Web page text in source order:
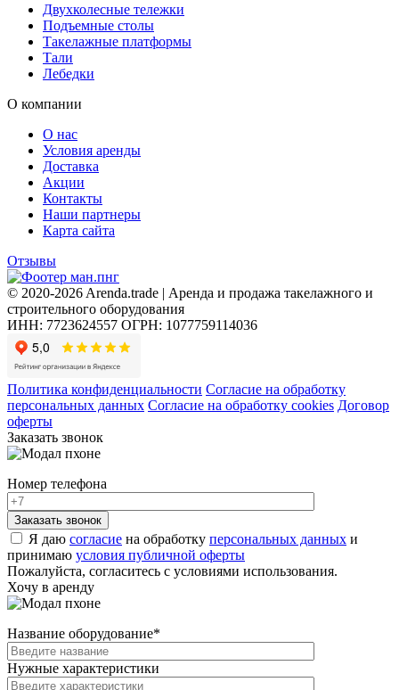
Двухколесные тележки
Подъемные столы
Такелажные платформы
Тали
Лебедки
О компании
О нас
Условия аренды
Доставка
Акции
Контакты
Наши партнеры
Карта сайта
Отзывы
© 2020-2026 Arenda.trade | Аренда и продажа такелажного и
строительного оборудования
ИНН: 7723624557 ОГРН: 1077759114036
Политика конфиденциальности Согласие на обработку
персональных данных Согласие на обработку cookies Договор
оферты
Заказать звонок
Номер телефона
Я даю согласие на обработку персональных данных и
принимаю условия публичной оферты
Пожалуйста, согласитесь с условиями использования.
Хочу в аренду
Название оборудование*
Нужные характеристики